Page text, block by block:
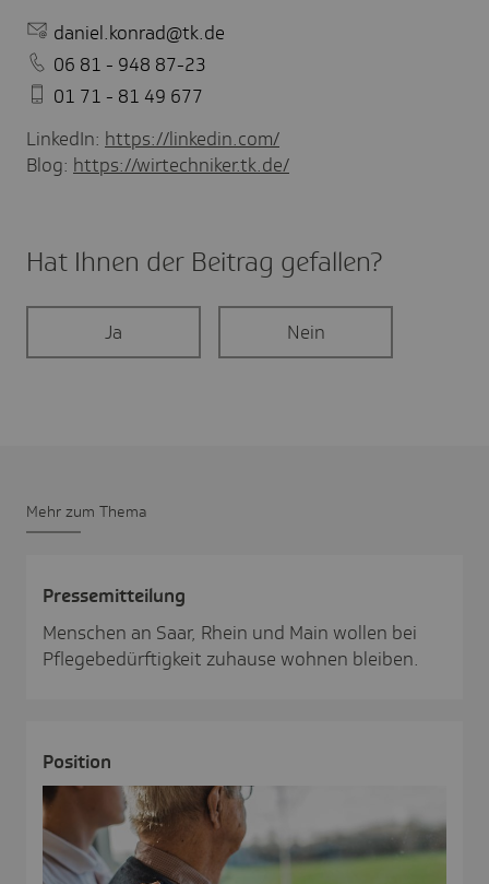
daniel.konrad@tk.de
06 81 - 948 87-23
01 71 - 81 49 677
LinkedIn: https://linkedin.com/
Blog: https://wirtechniker.tk.de/
Hat Ihnen der Beitrag gefal­len?
Ja Nein
Mehr zum Thema
Pres­se­mit­tei­lung
Menschen an Saar, Rhein und Main wollen bei
Pflegebedürftigkeit zuhause wohnen bleiben.
Posi­tion